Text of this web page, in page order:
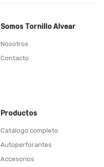
Somos Tornillo Alvear
Nosotros
Contacto
Productos
Catálogo completo
Autoperforantes
Accesorios